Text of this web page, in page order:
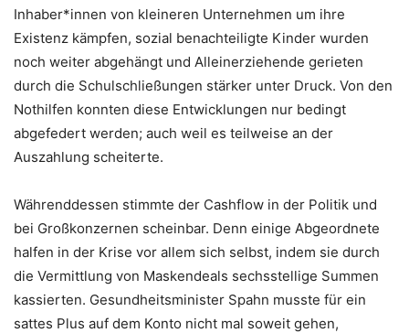
Inhaber*innen von kleineren Unternehmen um ihre
Existenz kämpfen, sozial benachteiligte Kinder wurden
noch weiter abgehängt und Alleinerziehende gerieten
durch die Schulschließungen stärker unter Druck. Von den
Nothilfen konnten diese Entwicklungen nur bedingt
abgefedert werden; auch weil es teilweise an der
Auszahlung scheiterte.
Währenddessen stimmte der Cashflow in der Politik und
bei Großkonzernen scheinbar. Denn einige Abgeordnete
halfen in der Krise vor allem sich selbst, indem sie durch
die Vermittlung von Maskendeals sechsstellige Summen
kassierten. Gesundheitsminister Spahn musste für ein
sattes Plus auf dem Konto nicht mal soweit gehen,